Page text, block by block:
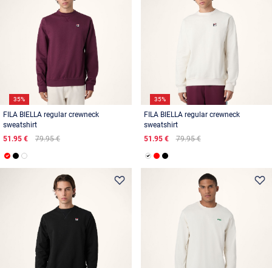
35%
FILA BIELLA regular crewneck
sweatshirt
51.95 €
79.95 €
35%
FILA BIELLA regular crewneck
sweatshirt
51.95 €
79.95 €